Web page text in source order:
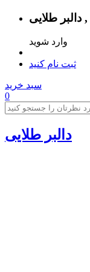
دالبر طلایی ,
وارد شوید
ثبت نام کنید
سبد خرید
0
دالبر طلایی